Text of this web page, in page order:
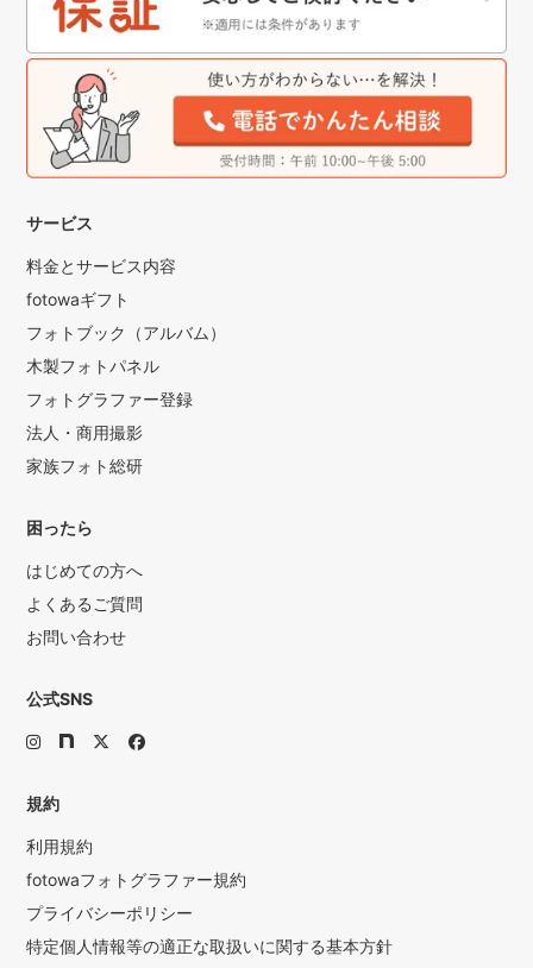
サービス
料金とサービス内容
fotowaギフト
フォトブック（アルバム）
木製フォトパネル
フォトグラファー登録
法人・商用撮影
家族フォト総研
困ったら
はじめての方へ
よくあるご質問
お問い合わせ
公式SNS
規約
利用規約
fotowaフォトグラファー規約
プライバシーポリシー
特定個人情報等の適正な取扱いに関する基本方針